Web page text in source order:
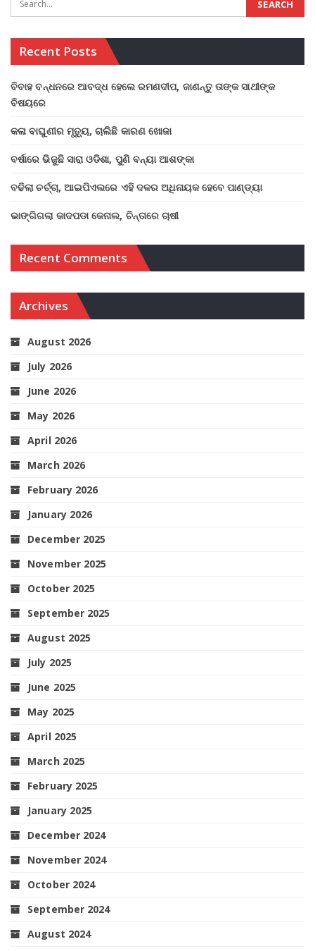
Recent Posts
ବିବାହ ବନ୍ଧନରେ ଆବଦ୍ଧ ହେଲେ ରମଣଦୀପ, ଜାଣନ୍ତୁ ତାଙ୍କ ସାଥୀଙ୍କ
ବିଷୟରେ
କଳା ବାଘୁଣୀର ମୃତ୍ୟୁ, ଚାଲିଛି କାରଣ ଖୋଜା
ବର୍ଷାରେ ଭିଜୁଛି ସାରା ଓଡିଶା, ପୁଣି ବନ୍ୟା ଆଶଙ୍କା
ବଢିଲା ଚର୍ଚ୍ଚା, ଆଇପିଏଲରେ ଏହି ଦଳର ଅଧିନାୟକ ହେବେ ପାଣ୍ଡ୍ୟା
ଭାଙ୍ଗିଗଲା କାଦପଡା କେନାଲ, ଚିନ୍ତାରେ ଚାଷୀ
Recent Comments
Archives
August 2026
July 2026
June 2026
May 2026
April 2026
March 2026
February 2026
January 2026
December 2025
November 2025
October 2025
September 2025
August 2025
July 2025
June 2025
May 2025
April 2025
March 2025
February 2025
January 2025
December 2024
November 2024
October 2024
September 2024
August 2024